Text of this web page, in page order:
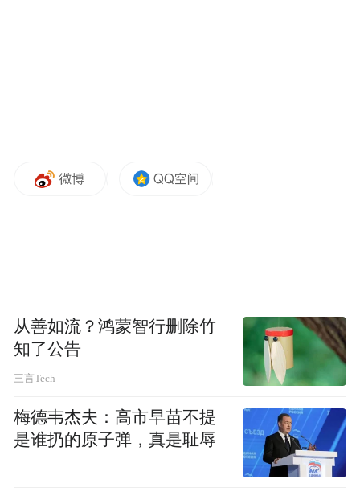
充满自豪。”厦门群鑫机械工业有限公司爱心
基金会执行长蔡琪说,作为扎根厦门的台企,多
年来的发展离不开社会各界的支持,救人于急
载体。蔡琪表示,企业一直秉持“永续经营、福
利共享、回馈社会”的经营理念,2019年至今
从善如流？鸿蒙智行删除竹
知了公告
三言Tech
梅德韦杰夫：高市早苗不提
是谁扔的原子弹，真是耻辱